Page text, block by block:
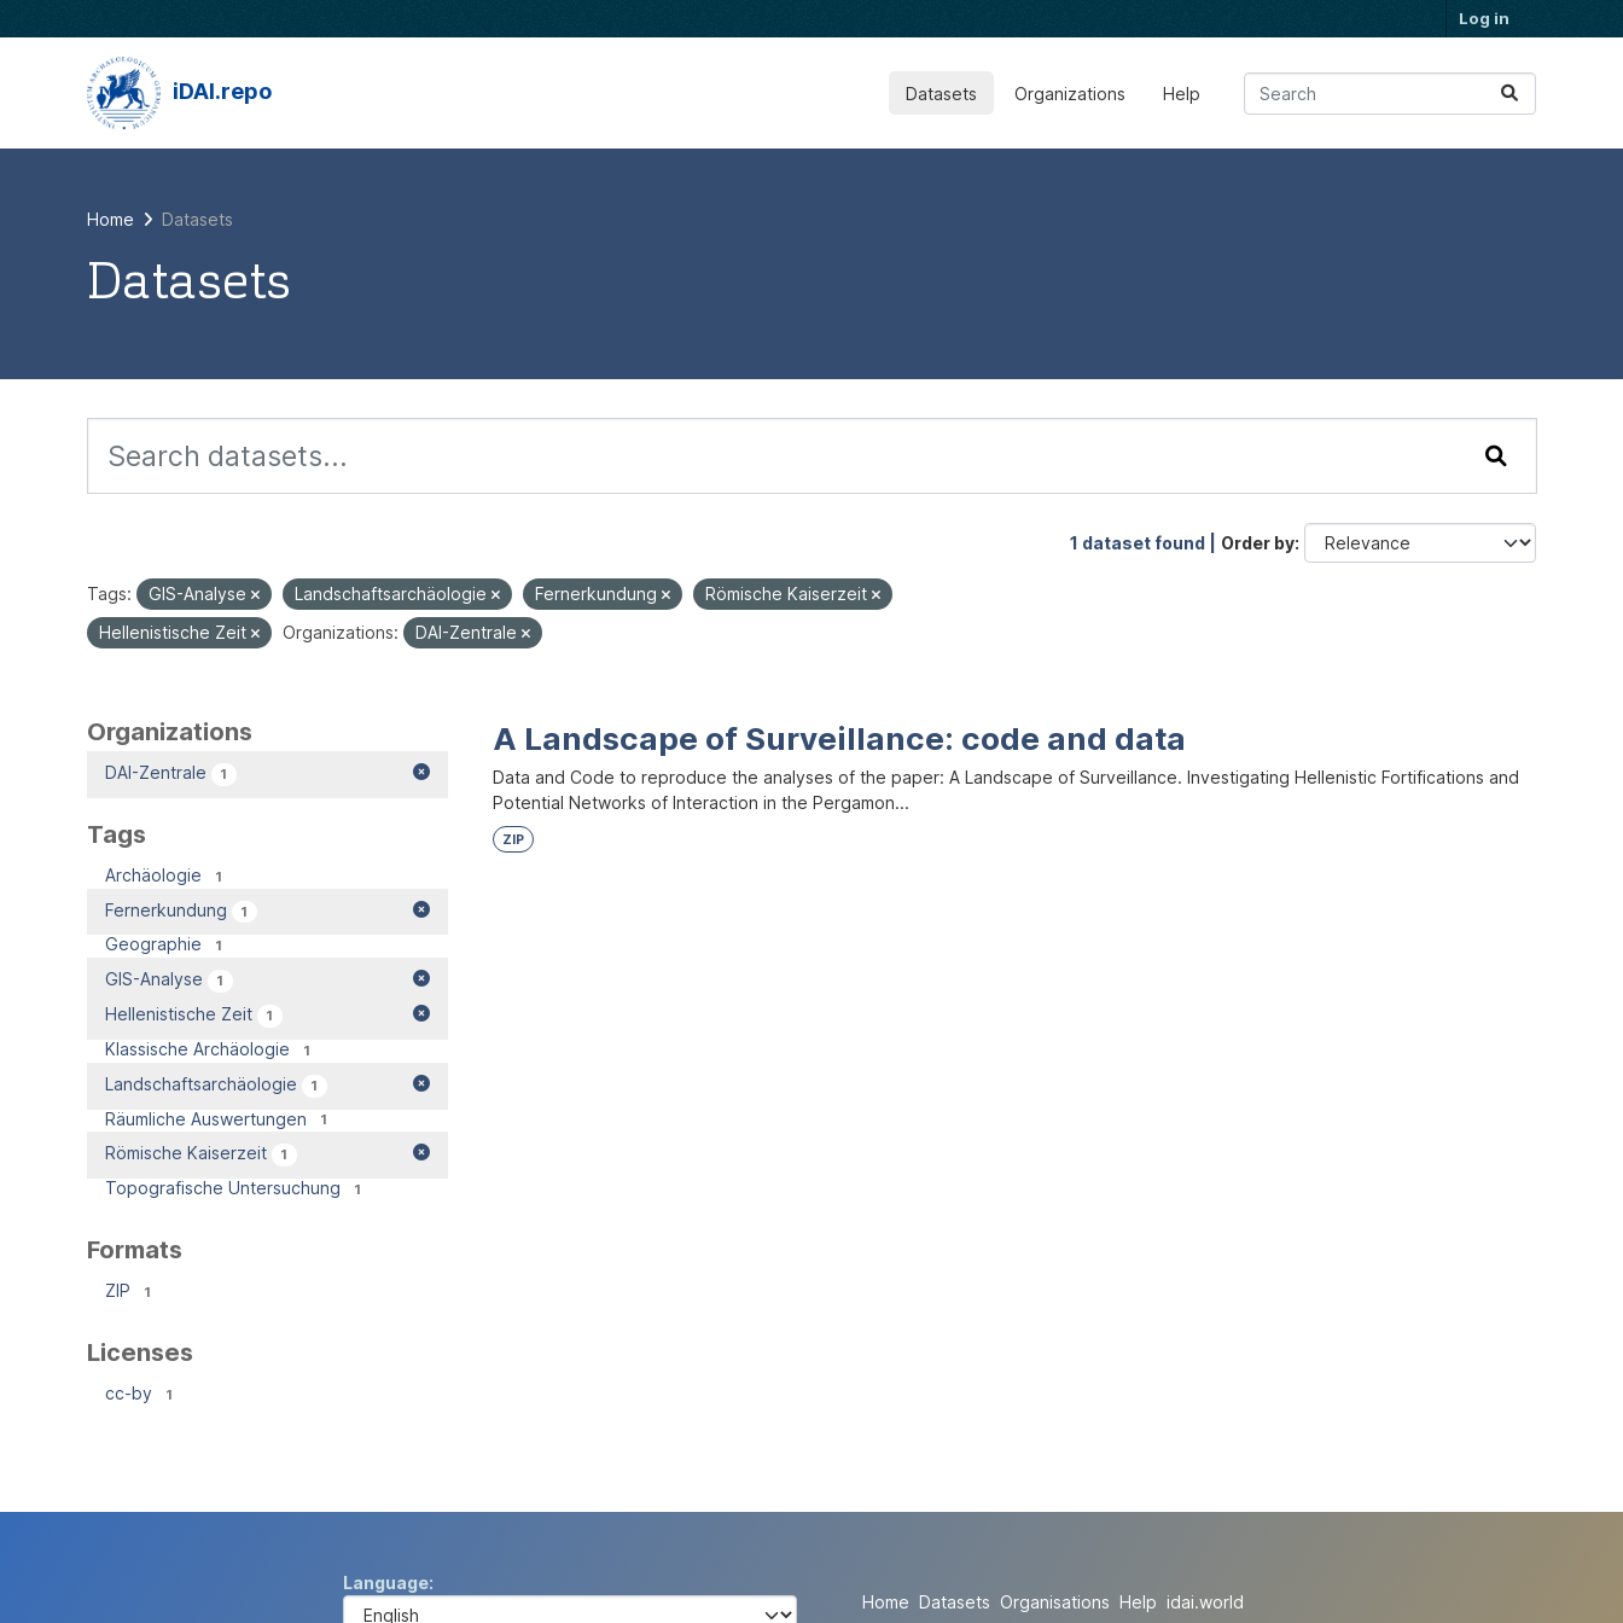
Log in
iDAI.repo Datasets Organizations Help
Home Datasets
Datasets
1 dataset found | Order by
Tags: GIS-Analyse Landschaftsarchäologie Fernerkundung
Römische Kaiserzeit
Hellenistische Zeit
Organizations: DAI-Zentrale
Organizations
DAI-Zentrale 1
Tags
Archäologie 1
Fernerkundung 1
Geographie 1
GIS-Analyse 1
Hellenistische Zeit 1
Klassische Archäologie 1
Landschaftsarchäologie 1
Räumliche Auswertungen 1
Römische Kaiserzeit 1
Topografische Untersuchung 1
Formats
ZIP 1
Licenses
cc-by 1
A Landscape of Surveillance: code and data
Data and Code to reproduce the analyses of the paper: A Landscape of Surveillance. Investigating Hellenistic Fortifications and
Potential Networks of Interaction in the Pergamon...
ZIP
Language
Home Datasets Organisations Help idai.world